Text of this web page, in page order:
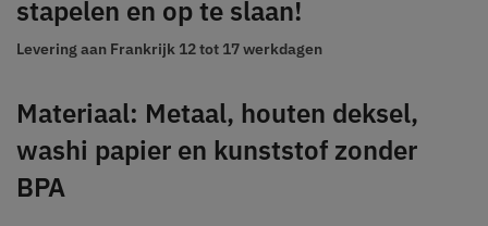
stapelen en op te slaan!
Levering aan Frankrijk 12 tot 17 werkdagen
Materiaal: Metaal, houten deksel,
washi papier en kunststof zonder
BPA